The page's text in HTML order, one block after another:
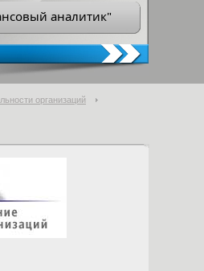
аналитик"
организаций